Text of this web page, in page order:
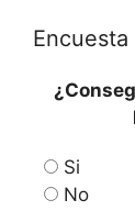
Encuesta
Si
No